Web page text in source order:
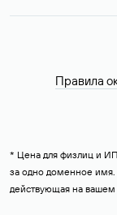
Правила
* Цена для физлиц и
за одно доменное
действующая на